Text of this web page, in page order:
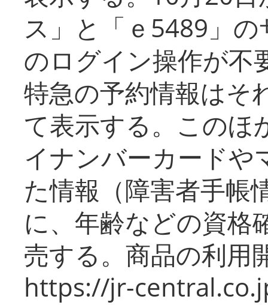
ス」と「ｅ5489」
のログイン操作が不
特急の予約情報はそ
て表示する。このほ
イナンバーカードや
た情報（障害者手帳
に、年齢などの資格
売する。商品の利用
https://jr-